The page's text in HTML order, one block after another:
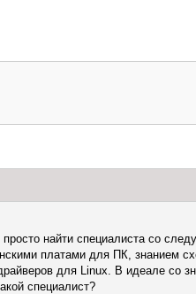
просто найти специалиста со
платами для ПК, знанием
для Linux. В идеале со
специалист?